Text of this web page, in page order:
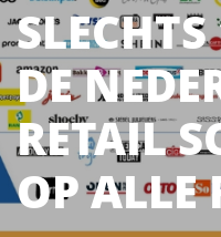
DE
RETAIL
OP ALLE